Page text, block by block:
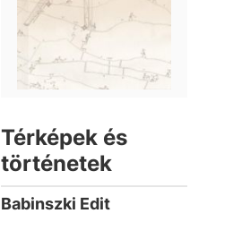
Térképek és
történetek
Babinszki Edit